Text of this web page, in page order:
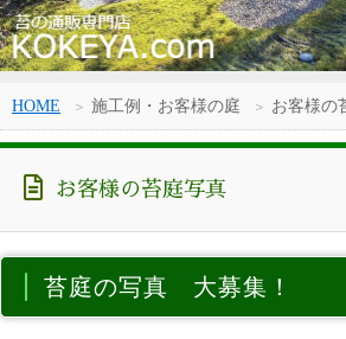
HOME 施工例・お客様の庭 お客様の
お客様の苔庭写真
苔庭の写真 大募集！